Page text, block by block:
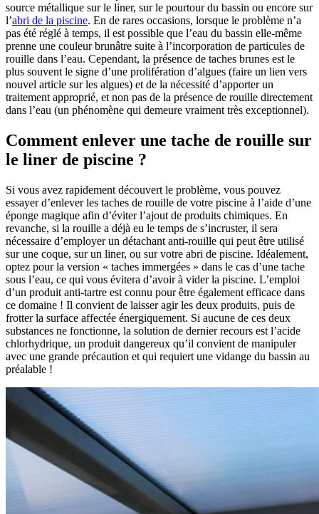
source métallique sur le liner, sur le pourtour du bassin ou encore sur
l’abri de la piscine. En de rares occasions, lorsque le problème n’a
pas été réglé à temps, il est possible que l’eau du bassin elle-même
prenne une couleur brunâtre suite à l’incorporation de particules de
rouille dans l’eau. Cependant, la présence de taches brunes est le
plus souvent le signe d’une prolifération d’algues (faire un lien vers
nouvel article sur les algues) et de la nécessité d’apporter un
traitement approprié, et non pas de la présence de rouille directement
dans l’eau (un phénomène qui demeure vraiment très exceptionnel).
Comment enlever une tache de rouille sur
le liner de piscine ?
Si vous avez rapidement découvert le problème, vous pouvez
essayer d’enlever les taches de rouille de votre piscine à l’aide d’une
éponge magique afin d’éviter l’ajout de produits chimiques. En
revanche, si la rouille a déjà eu le temps de s’incruster, il sera
nécessaire d’employer un détachant anti-rouille qui peut être utilisé
sur une coque, sur un liner, ou sur votre abri de piscine. Idéalement,
optez pour la version « taches immergées » dans le cas d’une tache
sous l’eau, ce qui vous évitera d’avoir à vider la piscine. L’emploi
d’un produit anti-tartre est connu pour être également efficace dans
ce domaine ! Il convient de laisser agir les deux produits, puis de
frotter la surface affectée énergiquement. Si aucune de ces deux
substances ne fonctionne, la solution de dernier recours est l’acide
chlorhydrique, un produit dangereux qu’il convient de manipuler
avec une grande précaution et qui requiert une vidange du bassin au
préalable !